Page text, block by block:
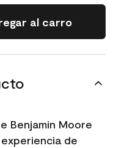
al carro
Benjamin Moore
de